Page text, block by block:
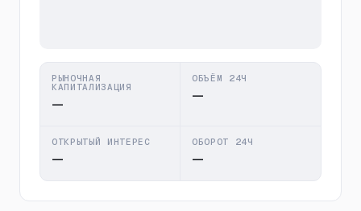
РЫНОЧНАЯ
КАПИТАЛИЗАЦИЯ
—
ОБЪЁМ 24Ч
—
ОТКРЫТЫЙ ИНТЕРЕС
—
ОБОРОТ 24Ч
—